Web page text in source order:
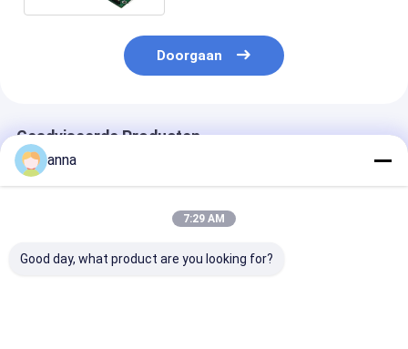
Doorgaan
Geadviseerde Producten
anna
7:29 AM
Good day, what product are you looking for?